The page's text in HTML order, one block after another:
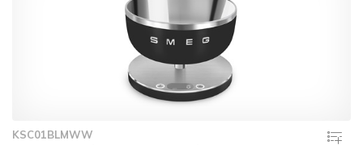
KSC01BLMWW